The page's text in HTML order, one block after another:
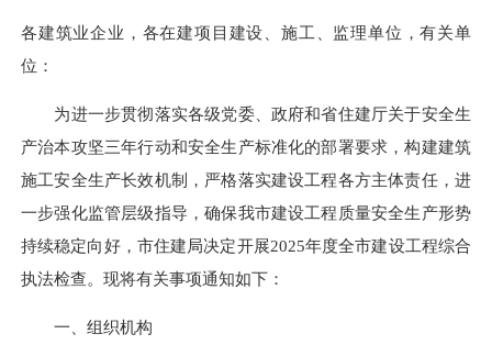
各建筑业企业，各在建项目建设、施工、监理单位，有关单
位：
为进一步贯彻落实各级党委、政府和省住建厅关于安全生
产治本攻坚三年行动和安全生产标准化的部署要求，构建建筑
施工安全生产长效机制，严格落实建设工程各方主体责任，进
一步强化监管层级指导，确保我市建设工程质量安全生产形势
持续稳定向好，市住建局决定开展2025年度全市建设工程综合
执法检查。现将有关事项通知如下：
一、组织机构